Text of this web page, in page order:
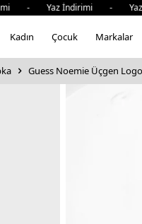
- Yaz İndirimi -
Kadın Çocuk Markalar
Guess Noemie Üçgen